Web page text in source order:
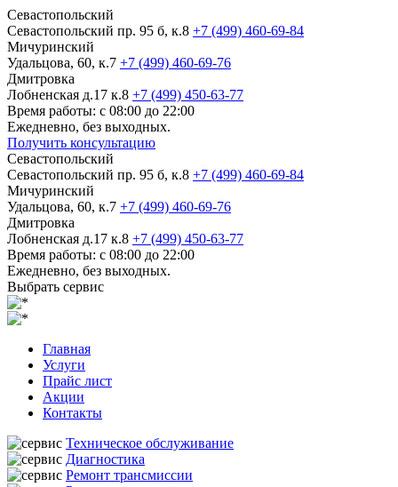
Севастопольский
Севастопольский пр. 95 б, к.8 +7 (499) 460-69-84
Мичуринский
Удальцова, 60, к.7 +7 (499) 460-69-76
Дмитровка
Лобненская д.17 к.8 +7 (499) 450-63-77
Время работы: с 08:00 до 22:00
Ежедневно, без выходных.
Получить консультацию
Севастопольский
Севастопольский пр. 95 б, к.8 +7 (499) 460-69-84
Мичуринский
Удальцова, 60, к.7 +7 (499) 460-69-76
Дмитровка
Лобненская д.17 к.8 +7 (499) 450-63-77
Время работы: с 08:00 до 22:00
Ежедневно, без выходных.
Выбрать сервис
Главная
Услуги
Прайс лист
Акции
Контакты
Техническое обслуживание
Диагностика
Ремонт трансмиссии